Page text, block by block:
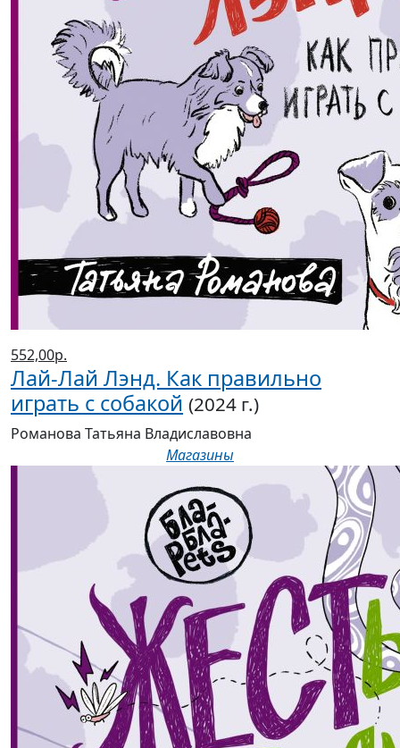
552,00р.
Лай-Лай Лэнд. Как правильно
играть с собакой (2024 г.)
Романова Татьяна Владиславовна
Магазины